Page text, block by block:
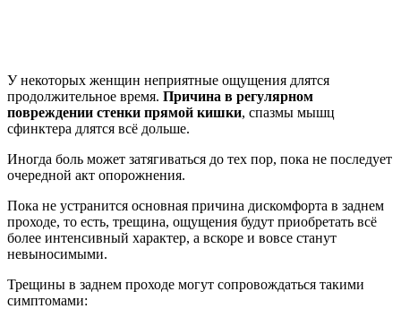
У некоторых женщин неприятные ощущения длятся
продолжительное время. Причина в регулярном
повреждении стенки прямой кишки, спазмы мышц
сфинктера длятся всё дольше.
Иногда боль может затягиваться до тех пор, пока не последует
очередной акт опорожнения.
Пока не устранится основная причина дискомфорта в заднем
проходе, то есть, трещина, ощущения будут приобретать всё
более интенсивный характер, а вскоре и вовсе станут
невыносимыми.
Трещины в заднем проходе могут сопровождаться такими
симптомами: